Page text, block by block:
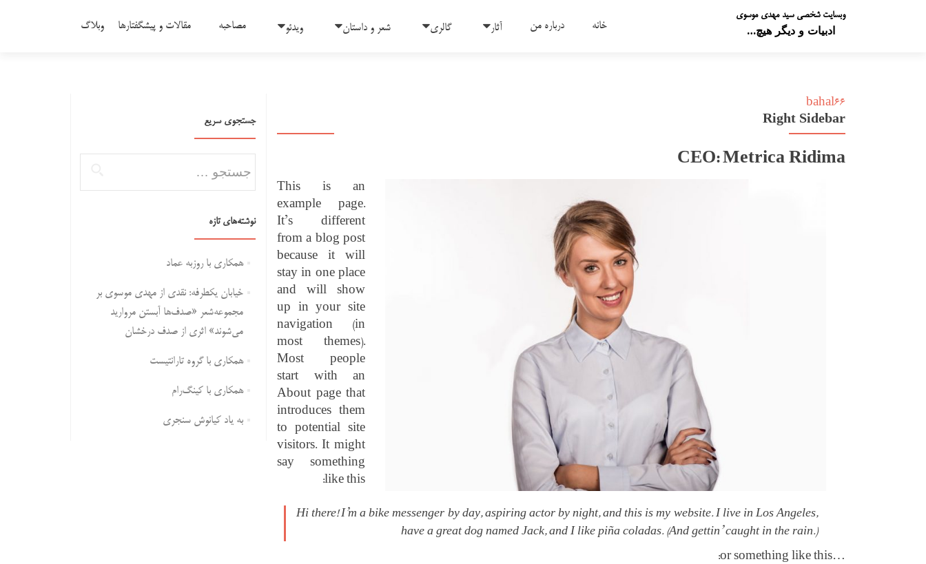
وبسایت شخصی سید مهدی موسوی
ادبیات و دیگر هیچ…
خانه
درباره من آثار گالری شعر و داستان ویدئو مصاحبه مقالات و پیشگفتارها وبلاگ
bahal66
Right Sidebar
CEO: Metrica Ridima
This is an
example page.
It’s different
from a blog post
because it will
stay in one place
and will show
up in your site
navigation (in
most themes).
Most people
start with an
About page that
introduces them
to potential site
visitors. It might
say something
like this:
Hi there! I’m a bike messenger by day, aspiring actor by night, and this is my website. I live in Los Angeles,
have a great dog named Jack, and I like piña coladas. (And gettin’ caught in the rain.)
…or something like this:
جستجوی سریع
نوشته‌های تازه
همکاری با روزبه عماد
خیابان یکطرفه: نقدی از مهدی موسوی بر
مجموعه‌شعر «صدف‌ها آبستن مروارید
می‌شوند» اثری از صدف درخشان
همکاری با گروه تارانتیست
همکاری با کینگ‌رام
به یاد کیانوش سنجری